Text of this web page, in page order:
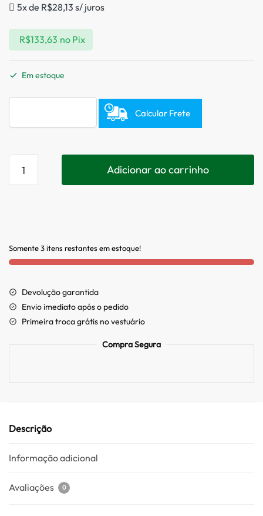
5x de R$28,13 s/ juros
R$133,63 no Pix
Em estoque
Calcular Frete
Adicionar ao carrinho
Somente 3 itens restantes em estoque!
Devolução garantida
Envio imediato após o pedido
Primeira troca grátis no vestuário
Compra Segura
Descrição
Informação adicional
Avaliações 0